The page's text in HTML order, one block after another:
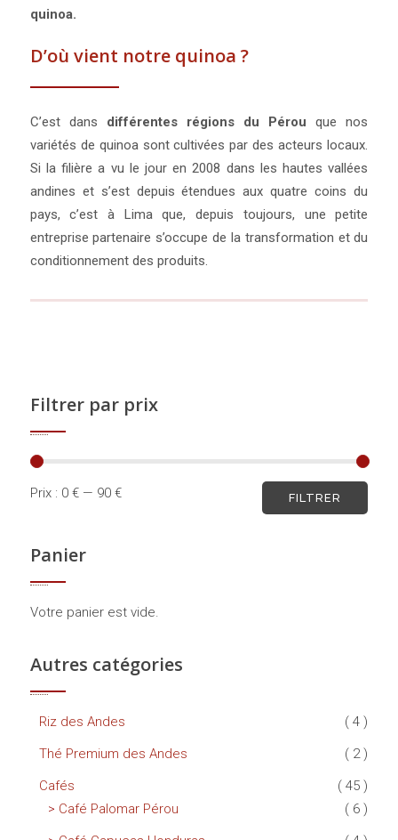
quinoa.
D’où vient notre quinoa ?
C’est dans différentes régions du Pérou que nos
variétés de quinoa sont cultivées par des acteurs locaux.
Si la filière a vu le jour en 2008 dans les hautes vallées
andines et s’est depuis étendues aux quatre coins du
pays, c’est à Lima que, depuis toujours, une petite
entreprise partenaire s’occupe de la transformation et du
conditionnement des produits.
Filtrer par prix
FILTRER
Prix : 0 €— 90 €
Panier
Votre panier est vide.
Autres catégories
Riz des Andes
( 4 )
Thé Premium des Andes
( 2 )
Cafés
( 45 )
Café Palomar Pérou
( 6 )